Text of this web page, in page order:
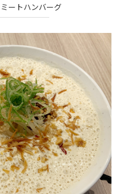
ートハンバーグ